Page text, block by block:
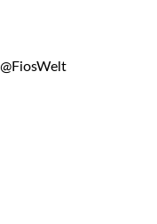
@FiosWelt